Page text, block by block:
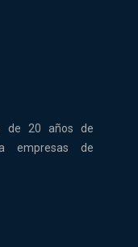
de 20 años de
empresas de